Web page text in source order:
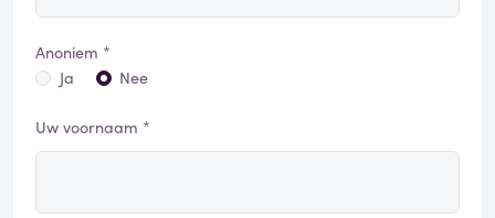
Anoniem *
Ja
Nee
Uw voornaam *